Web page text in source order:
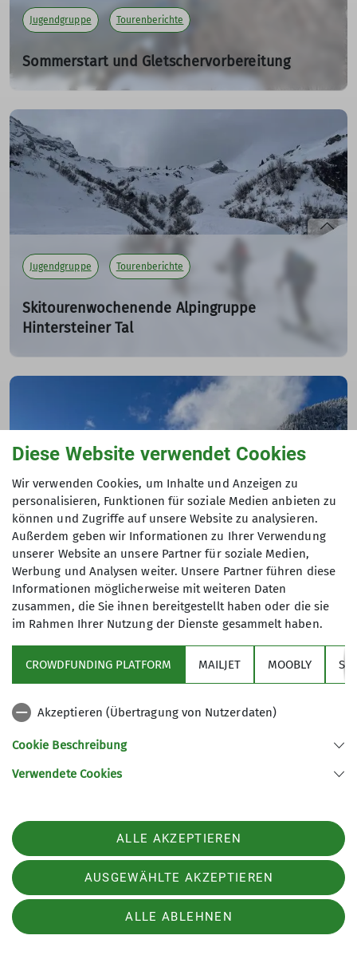
Jugendgruppe Tourenberichte
Sommerstart und Gletschervorbereitung
Tourenbericht
Am Samstag den 5. April startete die Alpingruppe mit der
Sommersaison.
mehr erfahren
Jugendgruppe Tourenberichte
Skitourenwochenende Alpingruppe
Hintersteiner Tal
Am Freitag startete unser Skitourenwochenende
erstmals mit dem Rad vom Parkplatz in Hinterstein zum
Giebelhaus.
Jugendgruppe Tourenberichte
Winterhütte der Jugendgruppe (2.-6. Januar
2025)
Tourenbericht
Das Jahr 2025 wurde, wie auch in den letzten Jahren,
Andere Themen
Tourenberichte
Sektion
Diese Website verwendet Cookies
Wir verwenden Cookies, um Inhalte und Anzeigen zu
personalisieren, Funktionen für soziale Medien anbieten zu
können und Zugriffe auf unsere Website zu analysieren.
Außerdem geben wir Informationen zu Ihrer Verwendung
unserer Website an unsere Partner für soziale Medien,
Werbung und Analysen weiter. Unsere Partner führen diese
Informationen möglicherweise mit weiteren Daten
zusammen, die Sie ihnen bereitgestellt haben oder die sie
im Rahmen Ihrer Nutzung der Dienste gesammelt haben.
CROWDFUNDING PLATFORM MAILJET MOOBLY
Akzeptieren (Übertragung von Nutzerdaten)
Cookie Beschreibung
Verwendete Cookies
ALLE AKZEPTIEREN
AUSGEWÄHLTE AKZEPTIEREN
ALLE ABLEHNEN